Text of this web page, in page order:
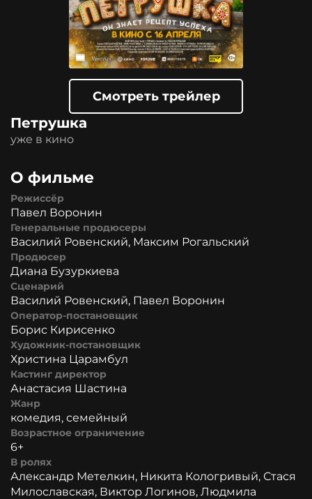
Смотреть трейлер
Петрушка
уже в кино
О фильме
Режиссёр
Павел Воронин
Генеральные продюсеры
Василий Ровенский, Максим Рогальский
Продюсер
Диана Бузуркиева
Сценарий
Василий Ровенский, Павел Воронин
Оператор-постановщик
Борис Кирисенко
Художник-постановщик
Христина Царамбул
Кастинг директор
Анастасия Шастина
Жанр
комедия, семейный
Возрастное ограничение
6+
В ролях
Александр Метелкин, Никита Кологривый, Стася
Милославская, Виктор Логинов, Людмила